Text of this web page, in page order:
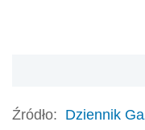
Źródło: Dziennik